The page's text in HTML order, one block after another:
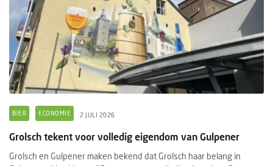
BIER ECONOMIE 2 JULI 2026
Grolsch tekent voor volledig eigendom van Gulpener
Grolsch en Gulpener maken bekend dat Grolsch haar belang in